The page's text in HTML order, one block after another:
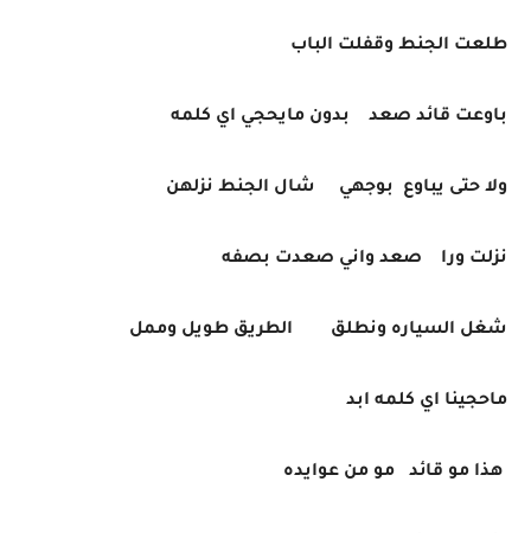
طلعت الجنط وقفلت الباب
باوعت قائد صعد بدون مايحجي اي كلمه
ولا حتى يباوع بوجهي شال الجنط نزلهن
نزلت ورا صعد واني صعدت بصفه
شغل السياره ونطلق الطريق طويل وممل
ماحجينا اي كلمه ابد
هذا مو قائد مو من عوايده